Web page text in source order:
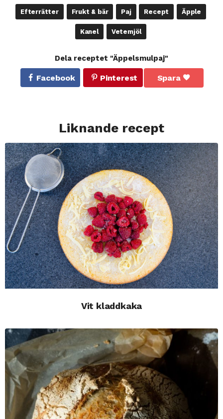
Efterrätter Frukt & bär Paj Recept Äpple
Kanel Vetemjöl
Dela receptet "Äppelsmulpaj"
Facebook Pinterest Spara
Liknande recept
Vit kladdkaka